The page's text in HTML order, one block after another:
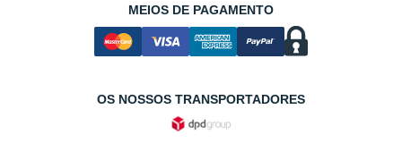
MEIOS DE PAGAMENTO
OS NOSSOS TRANSPORTADORES